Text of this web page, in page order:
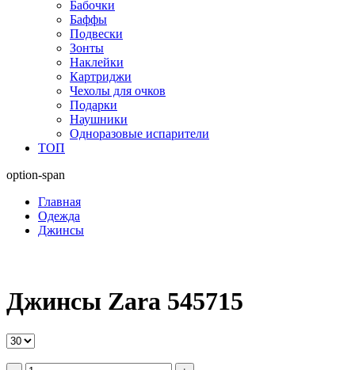
Бабочки
Баффы
Подвески
Зонты
Наклейки
Картриджи
Чехолы для очков
Подарки
Наушники
Одноразовые испарители
ТОП
option-span
Главная
Одежда
Джинсы
Джинсы Zara 545715